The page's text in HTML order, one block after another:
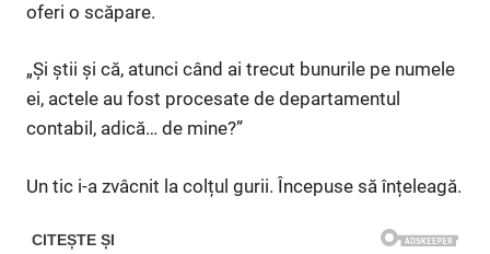
oferi o scăpare.
„Și știi și că, atunci când ai trecut bunurile pe numele
ei, actele au fost procesate de departamentul
contabil, adică… de mine?”
Un tic i-a zvâcnit la colțul gurii. Începuse să înțeleagă.